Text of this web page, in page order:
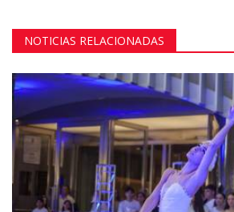
NOTICIAS RELACIONADAS